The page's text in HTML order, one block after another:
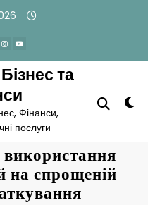
та
Фінанси,
послугизвітності
на спрощеній